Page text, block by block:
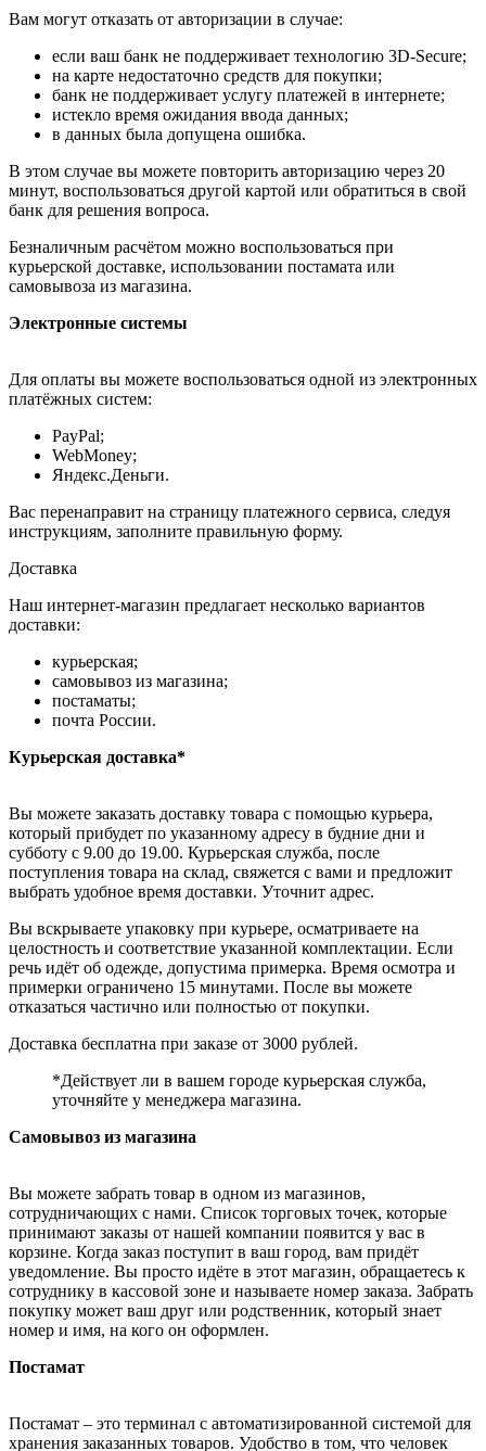
Вам могут отказать от авторизации в случае:
если ваш банк не поддерживает технологию 3D-Secure;
на карте недостаточно средств для покупки;
банк не поддерживает услугу платежей в интернете;
истекло время ожидания ввода данных;
в данных была допущена ошибка.
В этом случае вы можете повторить авторизацию через 20
минут, воспользоваться другой картой или обратиться в свой
банк для решения вопроса.
Безналичным расчётом можно воспользоваться при
курьерской доставке, использовании постамата или
самовывоза из магазина.
Электронные системы
Для оплаты вы можете воспользоваться одной из электронных
платёжных систем:
PayPal;
WebMoney;
Яндекс.Деньги.
Вас перенаправит на страницу платежного сервиса, следуя
инструкциям, заполните правильную форму.
Доставка
Наш интернет-магазин предлагает несколько вариантов
доставки:
курьерская;
самовывоз из магазина;
постаматы;
почта России.
Курьерская доставка*
Вы можете заказать доставку товара с помощью курьера,
который прибудет по указанному адресу в будние дни и
субботу с 9.00 до 19.00. Курьерская служба, после
поступления товара на склад, свяжется с вами и предложит
выбрать удобное время доставки. Уточнит адрес.
Вы вскрываете упаковку при курьере, осматриваете на
целостность и соответствие указанной комплектации. Если
речь идёт об одежде, допустима примерка. Время осмотра и
примерки ограничено 15 минутами. После вы можете
отказаться частично или полностью от покупки.
Доставка бесплатна при заказе от 3000 рублей.
*Действует ли в вашем городе курьерская служба,
уточняйте у менеджера магазина.
Самовывоз из магазина
Вы можете забрать товар в одном из магазинов,
сотрудничающих с нами. Список торговых точек, которые
принимают заказы от нашей компании появится у вас в
корзине. Когда заказ поступит в ваш город, вам придёт
уведомление. Вы просто идёте в этот магазин, обращаетесь к
сотруднику в кассовой зоне и называете номер заказа. Забрать
покупку может ваш друг или родственник, который знает
номер и имя, на кого он оформлен.
Постамат
Постамат – это терминал с автоматизированной системой для
хранения заказанных товаров. Удобство в том, что человек